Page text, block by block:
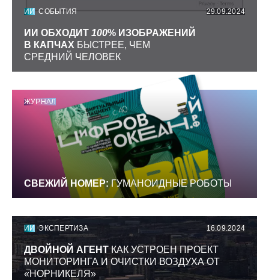
ИИ СОБЫТИЯ 29.09.2024
ИИ ОБХОДИТ 100% ИЗОБРАЖЕНИЙ
В КАПЧАХ БЫСТРЕЕ, ЧЕМ
СРЕДНИЙ ЧЕЛОВЕК
ЖУРНАЛ
СВЕЖИЙ НОМЕР: ГУМАНОИДНЫЕ РОБОТЫ
ИИ ЭКСПЕРТИЗА 16.09.2024
ДВОЙНОЙ АГЕНТКАК УСТРОЕН ПРОЕКТ
МОНИТОРИНГА И ОЧИСТКИ ВОЗДУХА ОТ
«НОРНИКЕЛЯ»